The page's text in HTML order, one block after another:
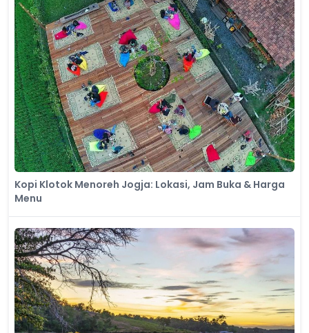
Kopi Klotok Menoreh Jogja: Lokasi, Jam Buka & Harga
Menu